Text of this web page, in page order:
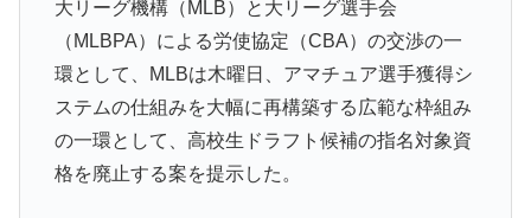
海外「羨ましい！」日本ならではの夏の風物詩に海外が
びっくり仰天
▶
韓国人「東南アジア各国が韓国サッカー協会による日本
人や外国人審判接待を報道！」→「信頼を揺るがす深刻
なスキャンダル‥」
大リーグ機構（MLB）と大リーグ選手会
（MLBPA）による労使協定（CBA）の交渉の一
環として、MLBは木曜日、アマチュア選手獲得シ
ステムの仕組みを大幅に再構築する広範な枠組み
の一環として、高校生ドラフト候補の指名対象資
格を廃止する案を提示した。